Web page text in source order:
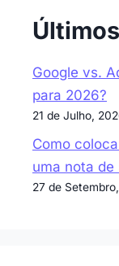
Google vs.
para 2026?
21 de Julho,
Como
uma nota de
27 de